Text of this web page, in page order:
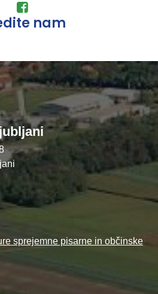
nam
sprejemne pisarne in občinske